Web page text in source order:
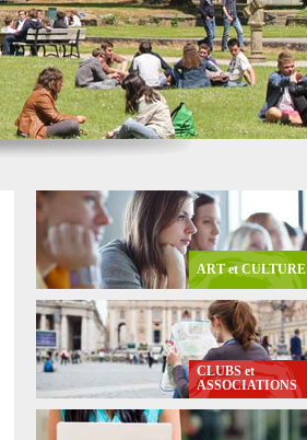
ART et CULTURE
CLUBS et
ASSOCIATIONS